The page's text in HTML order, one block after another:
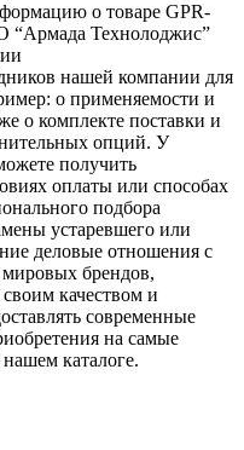
о товаре GPR-
“Армада Технолоджис”
нашей компании для
о применяемости и
о комплекте поставки и
опций. У
получить
оплаты или способах
подбора
устаревшего или
деловые отношения с
брендов,
качеством и
современные
на самые
каталоге.